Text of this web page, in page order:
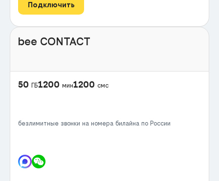
Подключить
bee CONTACT
50 ГБ1200 мин1200 смс
безлимитные звонки на номера билайна по России